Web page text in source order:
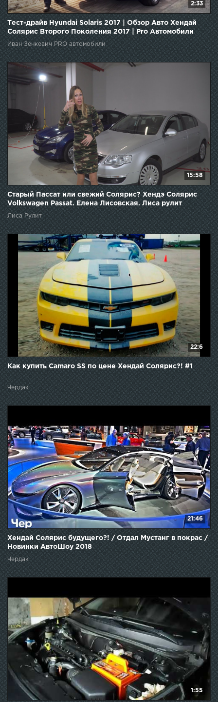
2:33
Тест-драйв Hyundai Solaris 2017 | Обзор Авто Хендай
Солярис Второго Поколения 2017 | Pro Автомобили
Иван Зенкевич PRO автомобили
15:58
Старый Пассат или свежий Солярис? Хендэ Солярис
Volkswagen Passat. Елена Лисовская. Лиса рулит
Лиса Рулит
22:6
Как купить Camaro SS по цене Хендай Солярис?! #1
Чердак
21:46
Хендай Солярис будущего?! / Отдал Мустанг в покрас /
Новинки АвтоШоу 2018
Чердак
1:55